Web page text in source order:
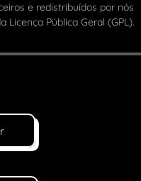
e redistribuídos por nós
Licença Pública Geral (GPL).